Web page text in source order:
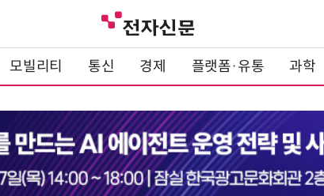
모빌리티 통신 경제 플랫폼·유통 과학